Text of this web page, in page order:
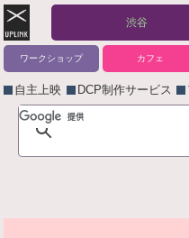
渋谷
ワークショップ カフェ
自主上映 DCP制作サービス